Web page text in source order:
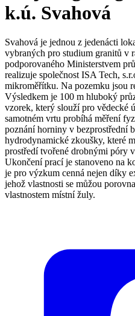
k.ú. Svahová
Svahová je jednou z jedenácti
vybraných pro studium granitů v
podporovaného Ministerstvem
realizuje společnost ISA Tech,
mikroměřítku. Na pozemku jsou
Výsledkem je 100 m hluboký
vzorek, který slouží pro vědecké
samotném vrtu probíhá měření
poznání horniny v bezprostřední
hydrodynamické zkoušky, které
prostředí tvořené drobnými póry
Ukončení prací je stanoveno na
je pro výzkum cenná nejen díky
jehož vlastnosti se můžou
vlastnostem místní žuly.